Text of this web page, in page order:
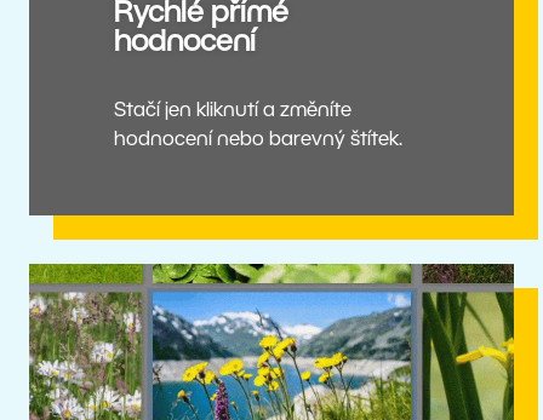
Rychlé přímé
hodnocení
Stačí jen kliknutí a změníte
hodnocení nebo barevný štítek.